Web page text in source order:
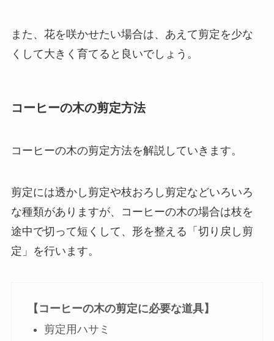
また、花を咲かせたい場合は、あえて剪定を少な
くして大きく育てると良いでしょう。
コーヒーの木の剪定方法
コーヒーの木の剪定方法を解説していきます。
剪定には透かし剪定や枝おろし剪定などいろいろ
な種類がありますが、コーヒーの木の場合は枝を
途中で切って短くして、形を整える「切り戻し剪
定」を行います。
【コーヒーの木の剪定に必要な道具】
剪定用ハサミ